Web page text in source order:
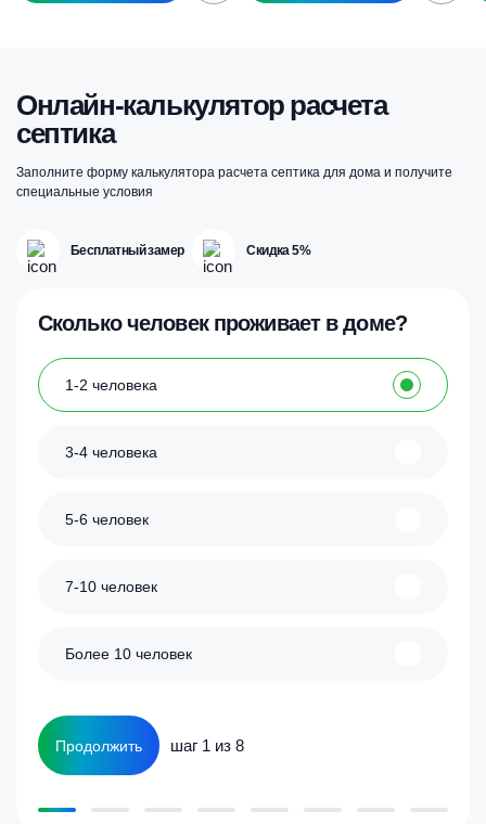
Онлайн-калькулятор расчета
септика
Заполните форму калькулятора расчета септика для дома и получите
специальные условия
Бесплатный замер Скидка 5%
Сколько человек проживает в доме?
1-2 человека
3-4 человека
5-6 человек
7-10 человек
Более 10 человек
Продолжить шаг 1 из 8